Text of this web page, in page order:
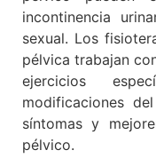
incontinencia
sexual. Los
pélvica trabajan
ejercicios
modificaciones
síntomas y
pélvico.